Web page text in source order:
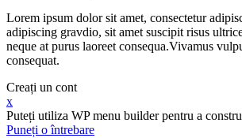
Lorem ipsum dolor sit amet, consectetur
adipiscing gravdio, sit amet suscipit risus
neque at purus laoreet consequa.Vivamus
consequat.
Creați un cont
x
Puteți utiliza WP menu builder pentru a
Puneți o întrebare